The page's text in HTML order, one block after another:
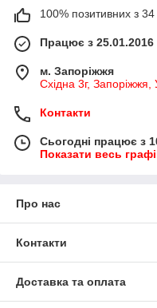
100% позитивних з 34
Працює з 25.01.2016
м. Запоріжжя
Східна 3г, Запоріжжя,
Контакти
Сьогодні працює з
Показати весь
Про нас
Контакти
Доставка та оплата